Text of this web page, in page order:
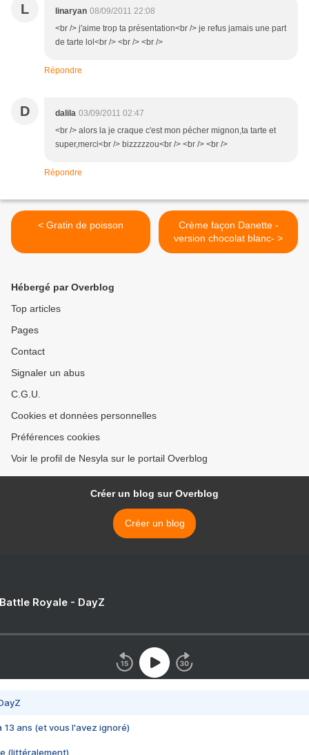
L linaryan 08/09/2011 22:08
<br /> j'aime trop ta présentation<br /> je refus jamais une part
de tarte lol<br /> <br /> <br />
Répondre
D dalila 03/09/2011 02:47
<br /> alors la je craque c'est mon pécher mignon,ta tarte et
super,merci<br /> bizzzzzou<br /> <br /> <br />
Répondre
< Gratin de poisson
Crème façon Danette -
version chocolat blanc- >
Hébergé par Overblog
Top articles
Pages
Contact
Signaler un abus
C.G.U.
Cookies et données personnelles
Préférences cookies
Voir le profil de Nesyla sur le portail Overblog
Créer un blog sur Overblog
Créer un blog
Royale - DayZ
13 ans (et vous l'avez ignoré)
(littéralement)